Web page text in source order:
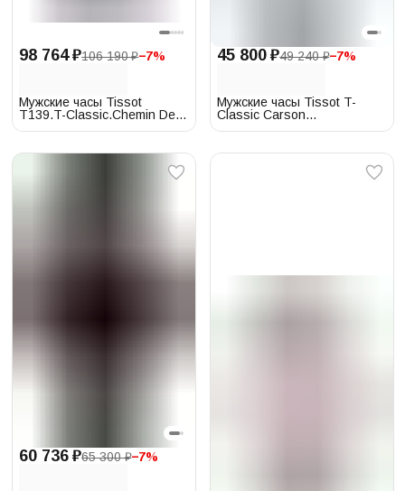
98 764 ₽106 190 ₽−7%
Мужские часы Tissot
T139.T-Classic.Chemin Des
Tourelles
45 800 ₽49 240 ₽−7%
Мужские часы Tissot T-
Classic Carson
T122.410.11.033.00
60 736 ₽65 300 ₽−7%